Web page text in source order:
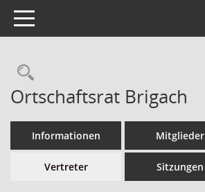
Toggle navigation
Ortschaftsrat Brigach
Informationen Mitglieder
Vertreter Sitzungen